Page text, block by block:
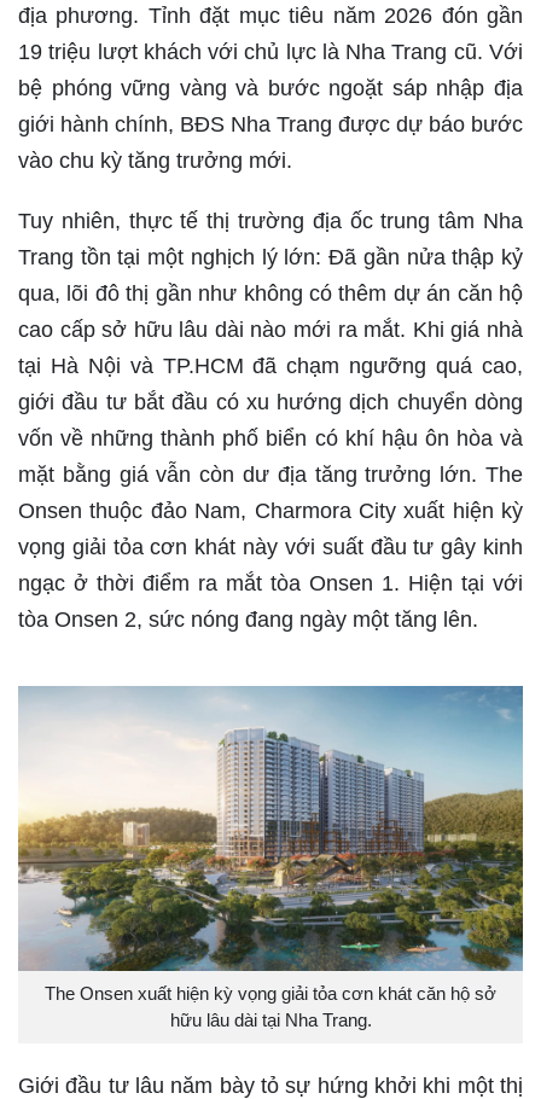
địa phương. Tỉnh đặt mục tiêu năm 2026 đón gần
19 triệu lượt khách với chủ lực là Nha Trang cũ. Với
bệ phóng vững vàng và bước ngoặt sáp nhập địa
giới hành chính, BĐS Nha Trang được dự báo bước
vào chu kỳ tăng trưởng mới.
Tuy nhiên, thực tế thị trường địa ốc trung tâm Nha
Trang tồn tại một nghịch lý lớn: Đã gần nửa thập kỷ
qua, lõi đô thị gần như không có thêm dự án căn hộ
cao cấp sở hữu lâu dài nào mới ra mắt. Khi giá nhà
tại Hà Nội và TP.HCM đã chạm ngưỡng quá cao,
giới đầu tư bắt đầu có xu hướng dịch chuyển dòng
vốn về những thành phố biển có khí hậu ôn hòa và
mặt bằng giá vẫn còn dư địa tăng trưởng lớn. The
Onsen thuộc đảo Nam, Charmora City xuất hiện kỳ
vọng giải tỏa cơn khát này với suất đầu tư gây kinh
ngạc ở thời điểm ra mắt tòa Onsen 1. Hiện tại với
tòa Onsen 2, sức nóng đang ngày một tăng lên.
The Onsen xuất hiện kỳ vọng giải tỏa cơn khát căn hộ sở
hữu lâu dài tại Nha Trang.
Giới đầu tư lâu năm bày tỏ sự hứng khởi khi một thị